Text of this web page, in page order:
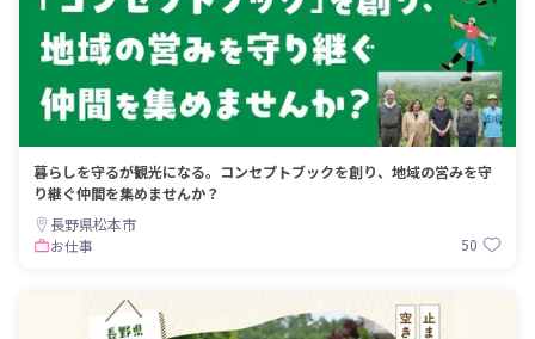
暮らしを守るが観光になる。コンセプトブックを創り、地域の営みを守
り継ぐ仲間を集めませんか？
長野県松本市
お仕事
50